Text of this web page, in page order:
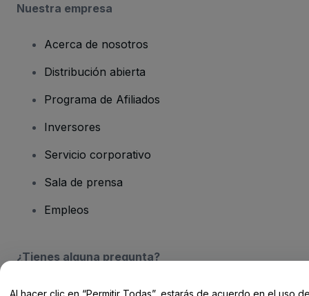
Nuestra empresa
Acerca de nosotros
Distribución abierta
Programa de Afiliados
Inversores
Servicio corporativo
Sala de prensa
Empleos
¿Tienes alguna pregunta?
Centro de Ayuda / Contacto
Al hacer clic en “Permitir Todas”, estarás de acuerdo en el uso